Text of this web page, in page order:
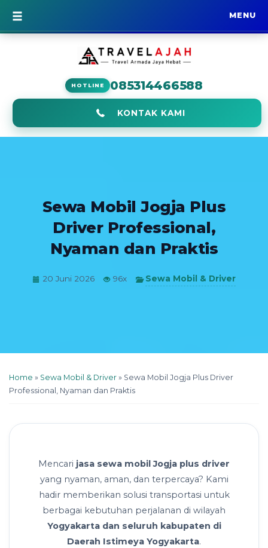
MENU
BERANDA
HOTLINE 085314466588
KONTAK KAMI
Sewa Mobil Jogja Plus
Driver Professional,
Nyaman dan Praktis
20 Juni 2026 96x Sewa Mobil & Driver
Home » Sewa Mobil & Driver » Sewa Mobil Jogja Plus Driver
Professional, Nyaman dan Praktis
Mencari jasa sewa mobil Jogja plus driver
yang nyaman, aman, dan terpercaya? Kami
hadir memberikan solusi transportasi untuk
berbagai kebutuhan perjalanan di wilayah
Yogyakarta dan seluruh kabupaten di
Daerah Istimeya Yogyakarta.